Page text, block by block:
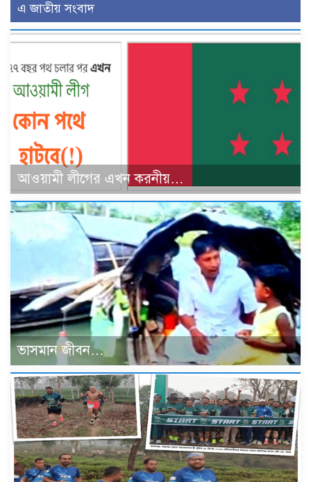
এ জাতীয় সংবাদ
আওয়ামী লীগের এখন করনীয়…
ভাসমান জীবন…